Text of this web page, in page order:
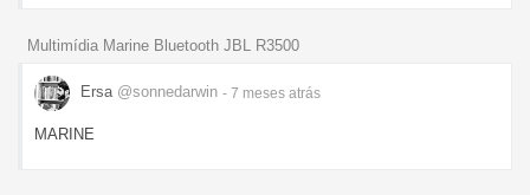
Multimídia Marine Bluetooth JBL R3500
Ersa @sonnedarwin - 7 meses atrás
MARINE